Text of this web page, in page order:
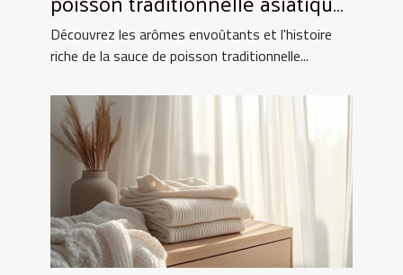
et ses utilisations culinaires
Découvrez les arômes envoûtants et l'histoire
riche de la sauce de poisson traditionnelle...